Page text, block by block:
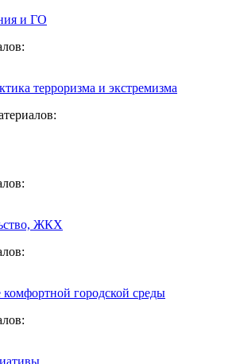
и ГО
терроризма и экстремизма
ЖКХ
городской среды